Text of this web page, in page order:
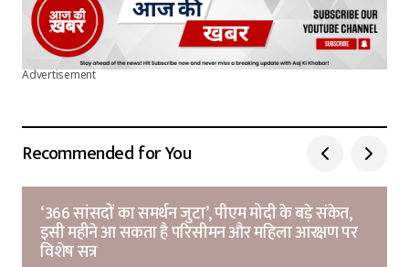
Advertisement
Recommended for You
‘366 सांसदों का समर्थन जुटा’, पीएम मोदी के बड़े संकेत,
इसी महीने आ सकता है परिसीमन और महिला आरक्षण पर
विशेष सत्र